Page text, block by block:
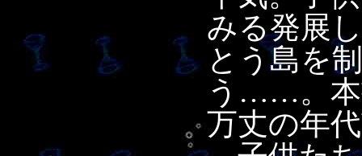
みる発展
とう島を
う……。本
万丈の年